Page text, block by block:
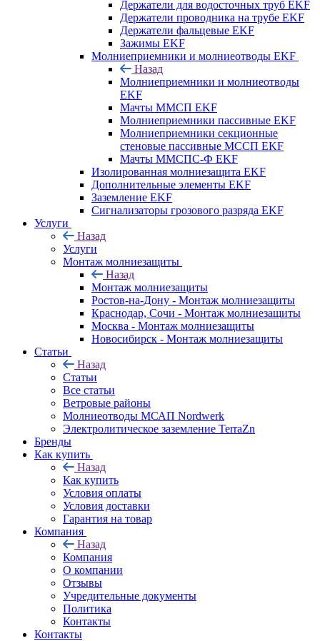
Держатели для водосточных труб EKF
Держатели проводника на трубе EKF
Держатели фальцевые EKF
Зажимы EKF
Молниеприемники и молниеотводы EKF
Назад
Молниеприемники и молниеотводы
EKF
Мачты ММСП EKF
Молниеприемники пассивные EKF
Молниеприемники секционные
стеновые пассивные МССП EKF
Мачты ММСПС-Ф EKF
Изолированная молниезащита EKF
Дополнительные элементы EKF
Заземление EKF
Сигнализаторы грозового разряда EKF
Услуги
Назад
Услуги
Монтаж молниезащиты
Назад
Монтаж молниезащиты
Ростов-на-Дону - Монтаж молниезащиты
Краснодар, Сочи - Монтаж молниезащиты
Москва - Монтаж молниезащиты
Новосибирск - Монтаж молниезащиты
Статьи
Назад
Статьи
Все статьи
Ветровые районы
Молниеотводы МСАП Nordwerk
Электролитическое заземление TerraZn
Бренды
Как купить
Назад
Как купить
Условия оплаты
Условия доставки
Гарантия на товар
Компания
Назад
Компания
О компании
Отзывы
Учредительные документы
Политика
Контакты
Контакты